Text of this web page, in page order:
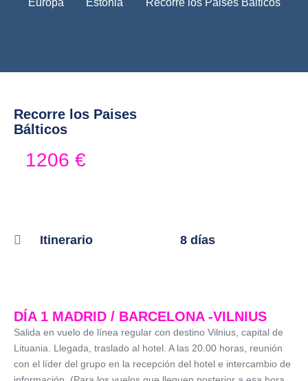
Europa Estonia Recorre los Paises Bálticos
Recorre los Paises
Bálticos
1206 €
Itinerario 8 días
DÍA 1 MADRID / BARCELONA -VILNIUS
Salida en vuelo de línea regular con destino Vilnius, capital de
Lituania. Llegada, traslado al hotel. A las 20.00 horas, reunión
con el líder del grupo en la recepción del hotel e intercambio de